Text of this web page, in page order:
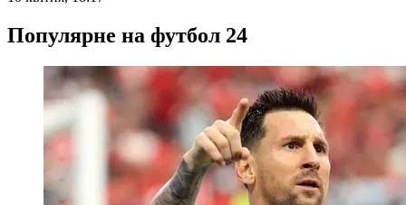
Популярне на футбол 24